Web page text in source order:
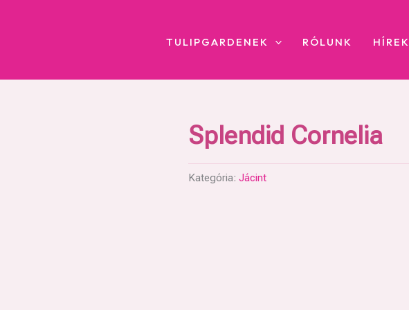
TULIPGARDENEK RÓLUNK HÍREK
Splendid Cornelia
Kategória: Jácint